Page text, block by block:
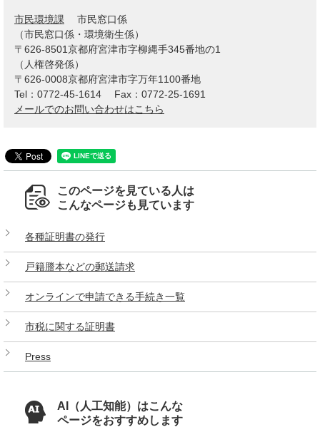
市民環境課
市民窓口係
（市民窓口係・環境衛生係）
〒626-8501京都府宮津市字柳縄手345番地の1
（人権啓発係）
〒626-0008京都府宮津市字万年1100番地
Tel：0772-45-1614
Fax：0772-25-1691
メールでのお問い合わせはこちら
このページを見ている人は
こんなページも見ています
各種証明書の発行
戸籍謄本などの郵送請求
オンラインで申請できる手続き一覧
市税に関する証明書
Press
AI（人工知能）はこんな
ページをおすすめします